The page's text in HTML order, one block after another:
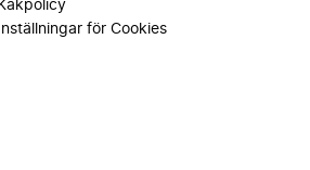
Kakpolicy
Inställningar för Cookies